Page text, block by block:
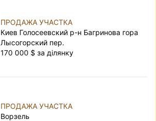
ПРОДАЖА УЧАСТКА
Киев Голосеевский р-н Багринова гора
Лысогорский пер.
170 000 $ за ділянку
ПРОДАЖА УЧАСТКА
Ворзель